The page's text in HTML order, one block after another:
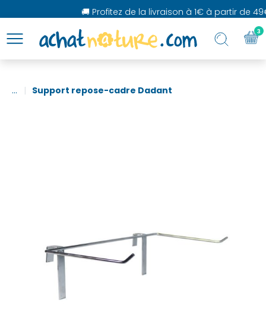
🚚 Profitez de la livraison à 1€ à partir de
... Support repose-cadre Dadant
3